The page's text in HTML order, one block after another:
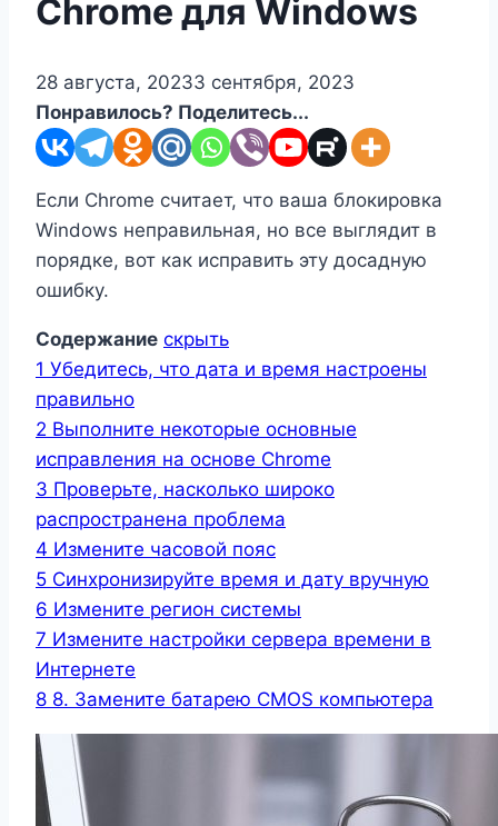
Chrome для Windows
28 августа, 20233 сентября, 2023
Понравилось? Поделитесь...
Если Chrome считает, что ваша блокировка
Windows неправильная, но все выглядит в
порядке, вот как исправить эту досадную
ошибку.
Содержание скрыть
1 Убедитесь, что дата и время настроены
правильно
2 Выполните некоторые основные
исправления на основе Chrome
3 Проверьте, насколько широко
распространена проблема
4 Измените часовой пояс
5 Синхронизируйте время и дату вручную
6 Измените регион системы
7 Измените настройки сервера времени в
Интернете
8 8. Замените батарею CMOS компьютера